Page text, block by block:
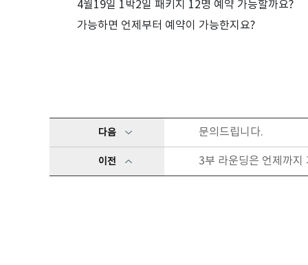
4월19일 1박2일 패키지 12명 예약 가능할까요?
가능하면 언제부터 예약이 가능한지요?
다음 문의드립니다.
이전 3부 라운딩은 언제까지